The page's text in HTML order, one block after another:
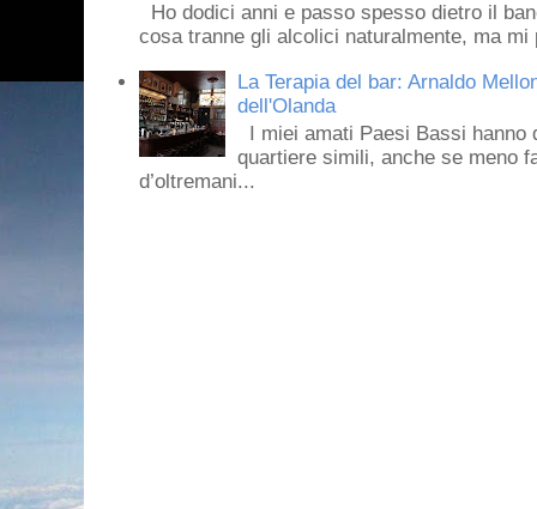
Ho dodici anni e passo spesso dietro il
cosa tranne gli alcolici naturalmente, ma mi
La Terapia del bar: Arnaldo
dell'Olanda
I miei amati Paesi Bassi
quartiere simili, anche se meno
d’oltremani...